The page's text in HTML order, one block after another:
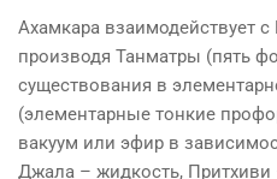
Ахамкара взаимодействует
производя Танматры (пять
существования в
(элементарные тонкие
вакуум или эфир в
Джала – жидкость, Притхиви